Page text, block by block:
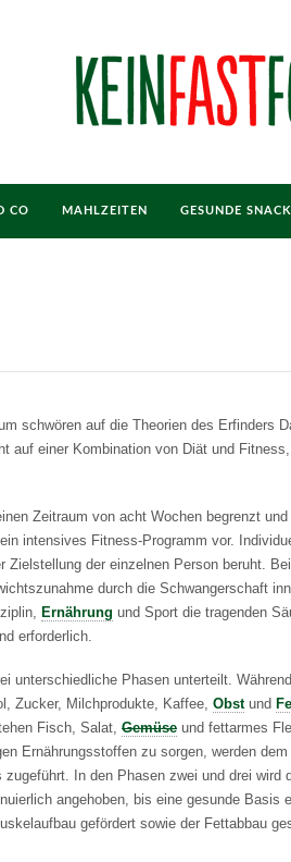
CO MAHLZEITEN GESUNDE
schwören auf die Theorien des Erfinders
auf einer Kombination von Diät und
Zeitraum von acht Wochen begrenzt
intensives Fitness-Programm vor.
der einzelnen Person beruht.
durch die Schwangerschaft
Ernährung und Sport die tragenden
erforderlich.
unterschiedliche Phasen unterteilt.
Zucker, Milchprodukte, Kaffee, Obstund
Fisch, Salat, Gemüse und fettarmes
Ernährungsstoffen zu sorgen, werden dem
In den Phasen zwei und drei wird
angehoben, bis eine gesunde Basis
gefördert sowie der Fettabbau